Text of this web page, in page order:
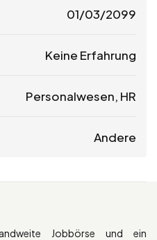
01/03/2099
Keine Erfahrung
Personalwesen, HR
Andere
Jobbörse und ein